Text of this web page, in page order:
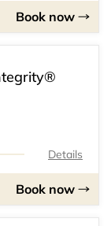
Book now
Details
Book now